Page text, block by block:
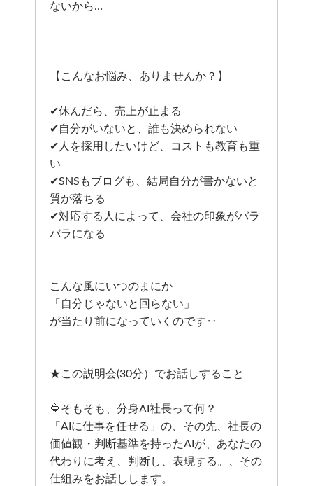
ないから…
【こんなお悩み、ありませんか？】
✔休んだら、売上が止まる
✔自分がいないと、誰も決められない
✔人を採用したいけど、コストも教育も重
い
✔SNSもブログも、結局自分が書かないと
質が落ちる
✔対応する人によって、会社の印象がバラ
バラになる
こんな風にいつのまにか
「自分じゃないと回らない」
が当たり前になっていくのです‥
★この説明会(30分）でお話しすること
🔷そもそも、分身AI社長って何？
「AIに仕事を任せる」の、その先、社長の
価値観・判断基準を持ったAIが、あなたの
代わりに考え、判断し、表現する。、その
仕組みをお話しします。